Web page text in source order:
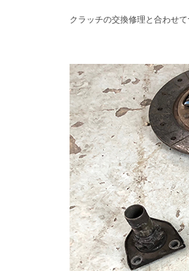
クラッチの交換修理と合わせ